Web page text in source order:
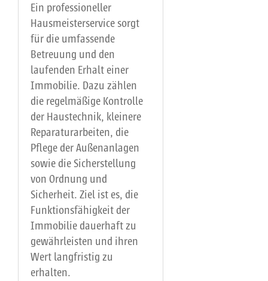
Ein professioneller
Hausmeisterservice sorgt
für die umfassende
Betreuung und den
laufenden Erhalt einer
Immobilie. Dazu zählen
die regelmäßige Kontrolle
der Haustechnik, kleinere
Reparaturarbeiten, die
Pflege der Außenanlagen
sowie die Sicherstellung
von Ordnung und
Sicherheit. Ziel ist es, die
Funktionsfähigkeit der
Immobilie dauerhaft zu
gewährleisten und ihren
Wert langfristig zu
erhalten.